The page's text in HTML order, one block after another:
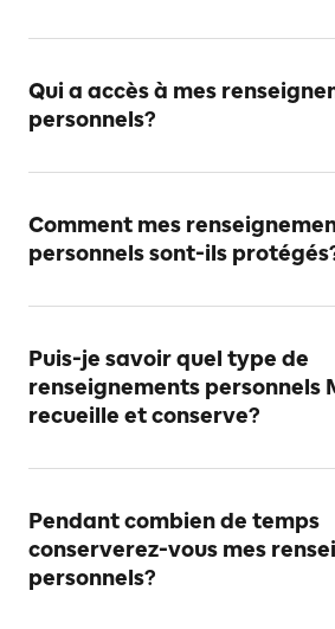
Qui a accès à mes
personnels?
Comment mes
personnels sont-ils
Puis-je savoir quel type de
renseignements personnels
recueille et conserve?
Pendant combien de temps
conserverez-vous mes
personnels?